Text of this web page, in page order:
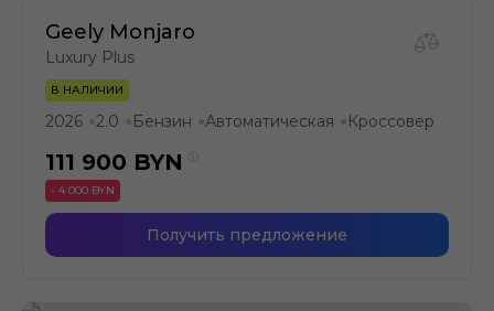
Geely Monjaro
Luxury Plus
В НАЛИЧИИ
2026 ●2.0 ● Бензин ●Автоматическая ● Кроссовер
111 900 BYN
- 4 000 BYN
Получить предложение